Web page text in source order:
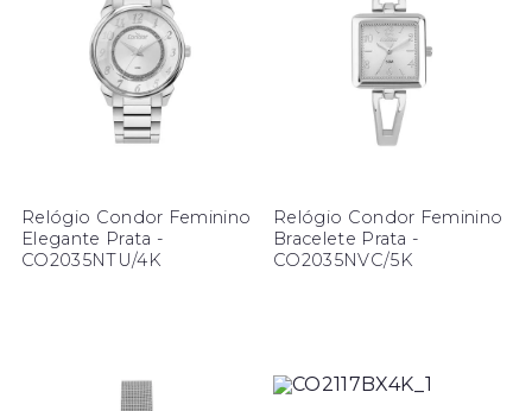
Relógio Condor Feminino
Elegante Prata -
CO2035NTU/4K
Relógio Condor Feminino
Bracelete Prata -
CO2035NVC/5K